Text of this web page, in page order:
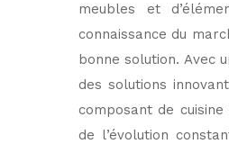
meubles et
connaissance du
bonne solution. Avec
des solutions
composant de
de l’évolution